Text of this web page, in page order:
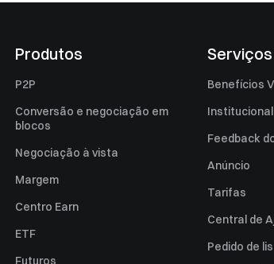
Produtos
P2P
Conversão e negociação em
blocos
Negociação à vista
Margem
Centro Earn
ETF
Futuros
Serviços
Benefícios
Institucional
Feedback
Anúncio
Tarifas
Central de
Pedido de